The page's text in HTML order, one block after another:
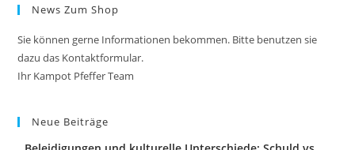
News Zum Shop
Sie können gerne Informationen bekommen. Bitte benutzen sie
dazu das Kontaktformular.
Ihr Kampot Pfeffer Team
Neue Beiträge